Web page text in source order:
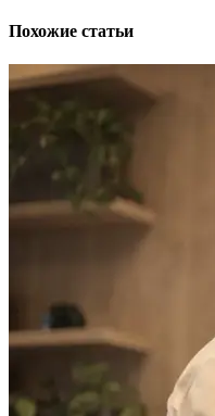
Похожие статьи